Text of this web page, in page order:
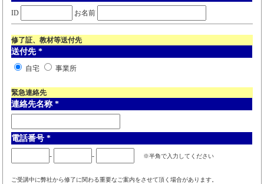
ID お名前
修了証、教材等送付先
送付先 *
自宅 事業所
緊急連絡先
連絡先名称 *
電話番号 *
- - ※半角で入力してください
ご受講中に弊社から修了に関わる重要なご案内をさせて頂く場合があります。